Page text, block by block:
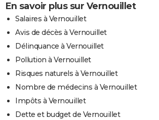
En savoir plus sur Vernouillet
Salaires à Vernouillet
Avis de décès à Vernouillet
Délinquance à Vernouillet
Pollution à Vernouillet
Risques naturels à Vernouillet
Nombre de médecins à Vernouillet
Impôts à Vernouillet
Dette et budget de Vernouillet